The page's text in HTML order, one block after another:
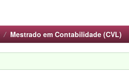
Mestrado em Contabilidade (CVL)